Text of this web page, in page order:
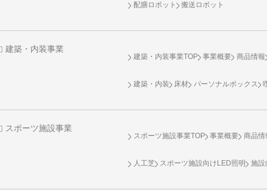
配膳ロボット 搬送ロボット
建築・内装事業
建築・内装事業TOP 事業概要 商品情報
建築・内装 床材 パーソナルボックス
スポーツ施設事業
スポーツ施設事業TOP 事業概要 商品情
人工芝 スポーツ施設向けLED照明 施設